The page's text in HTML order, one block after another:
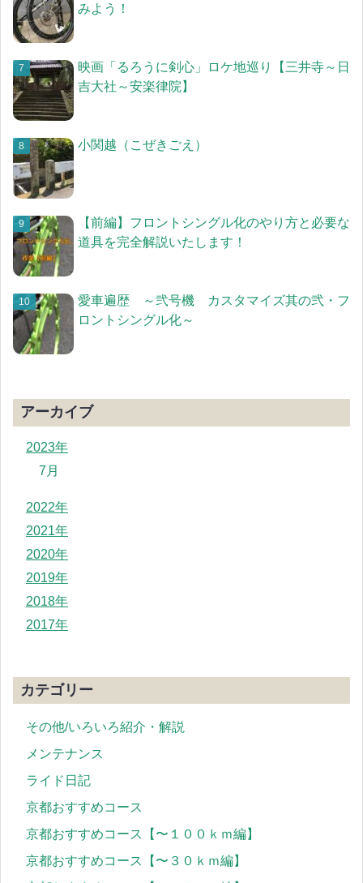
みよう！
映画「るろうに剣心」ロケ地巡り【三井寺～日
吉大社～安楽律院】
小関越（こぜきごえ）
【前編】フロントシングル化のやり方と必要な
道具を完全解説いたします！
愛車遍歴 ～弐号機 カスタマイズ其の弐・フ
ロントシングル化～
アーカイブ
2023年
7月
2022年
2021年
2020年
2019年
2018年
2017年
カテゴリー
その他/いろいろ紹介・解説
メンテナンス
ライド日記
京都おすすめコース
京都おすすめコース【〜１００ｋｍ編】
京都おすすめコース【〜３０ｋｍ編】